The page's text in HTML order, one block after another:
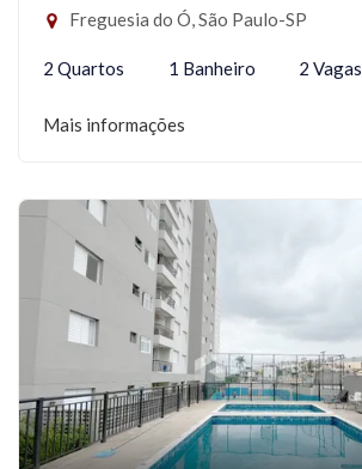
Freguesia do Ó, São Paulo-SP
2 Quartos 1 Banheiro 2 Vagas
Mais informações